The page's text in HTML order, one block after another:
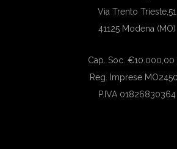
Via Trento Trieste,51
41125 Modena (MO)
Cap. Soc. €10.000,00
Reg. Imprese
P.IVA 01826830364